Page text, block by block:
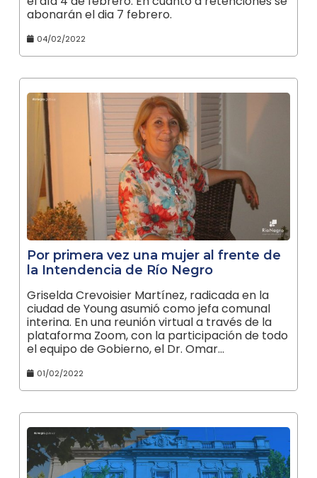
abonarán el dia 7 febrero.
04/02/2022
Por primera vez una mujer al frente de
la Intendencia de Río Negro
Griselda Crevoisier Martínez, radicada en la
ciudad de Young asumió como jefa comunal
interina. En una reunión virtual a través de la
plataforma Zoom, con la participación de todo
el equipo de Gobierno, el Dr. Omar…
01/02/2022